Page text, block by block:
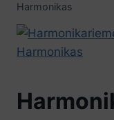
Harmonikas